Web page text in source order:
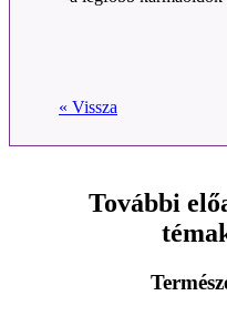
« Vissza
További